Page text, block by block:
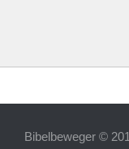
Bibelbeweger ©